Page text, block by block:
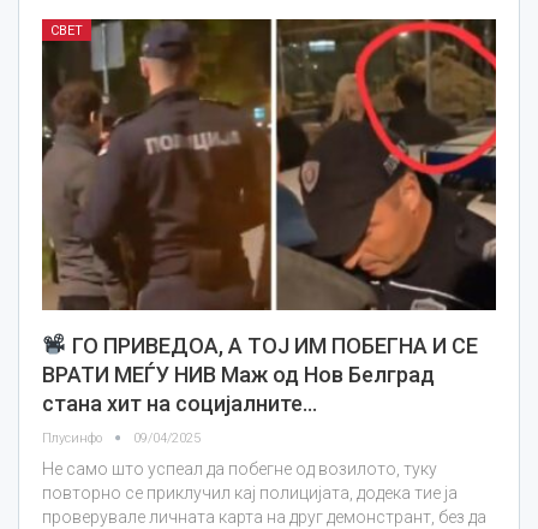
СВЕТ
ГО ПРИВЕДОА, А ТОЈ ИМ ПОБЕГНА И СЕ
ВРАТИ МЕЃУ НИВ Маж од Нов Белград
стана хит на социјалните…
Плусинфо 09/04/2025
Не само што успеал да побегне од возилото, туку
повторно се приклучил кај полицијата, додека тие ја
проверувале личната карта на друг демонстрант, без да